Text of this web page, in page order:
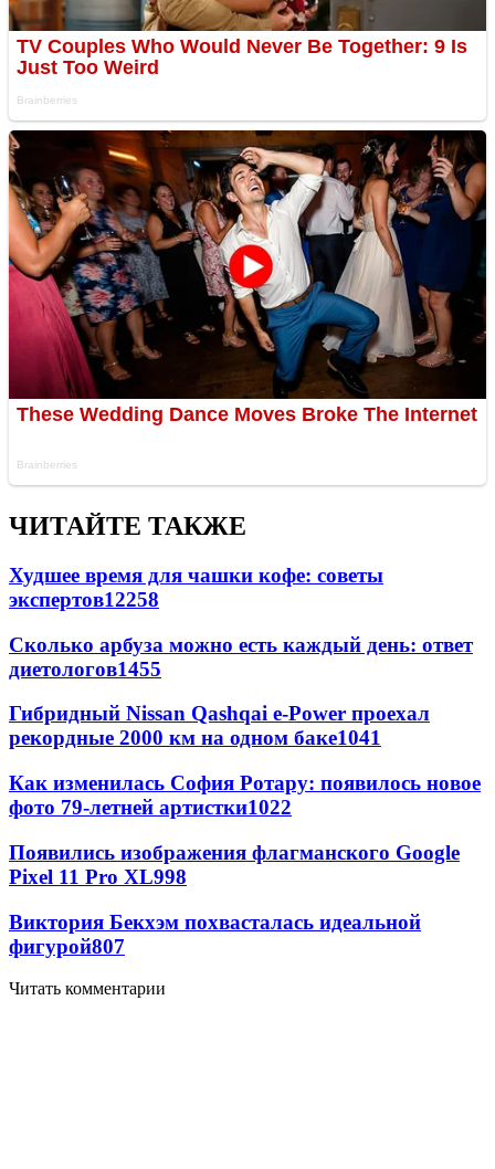
ЧИТАЙТЕ ТАКЖЕ
Худшее время для чашки кофе: советы
экспертов12258
Сколько арбуза можно есть каждый день: ответ
диетологов1455
Гибридный Nissan Qashqai e-Power проехал
рекордные 2000 км на одном баке1041
Как изменилась София Ротару: появилось новое
фото 79-летней артистки1022
Появились изображения флагманского Google
Pixel 11 Pro XL998
Виктория Бекхэм похвасталась идеальной
фигурой807
Читать комментарии